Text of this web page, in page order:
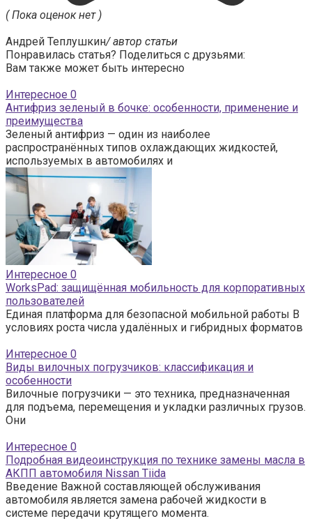
( Пока оценок нет )
Андрей Теплушкин/ автор статьи
Понравилась статья? Поделиться с друзьями:
Вам также может быть интересно
Интересное 0
Антифриз зеленый в бочке: особенности, применение и
преимущества
Зеленый антифриз — один из наиболее
распространённых типов охлаждающих жидкостей,
используемых в автомобилях и
Интересное 0
WorksPad: защищённая мобильность для корпоративных
пользователей
Единая платформа для безопасной мобильной работы В
условиях роста числа удалённых и гибридных форматов
Интересное 0
Виды вилочных погрузчиков: классификация и
особенности
Вилочные погрузчики — это техника, предназначенная
для подъема, перемещения и укладки различных грузов.
Они
Интересное 0
Подробная видеоинструкция по технике замены масла в
АКПП автомобиля Nissan Tiida
Введение Важной составляющей обслуживания
автомобиля является замена рабочей жидкости в
системе передачи крутящего момента.